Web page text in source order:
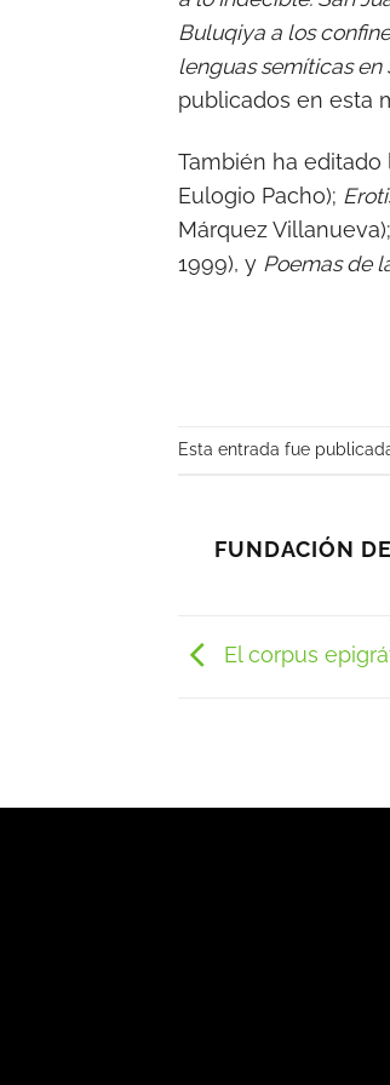
Buluqiya a los
lenguas semíticas en
publicados en esta
También ha editado
Eulogio Pacho);
Márquez Villanueva);
1999), y Poemas de
Esta entrada fue
FUNDACIÓN
El corpus